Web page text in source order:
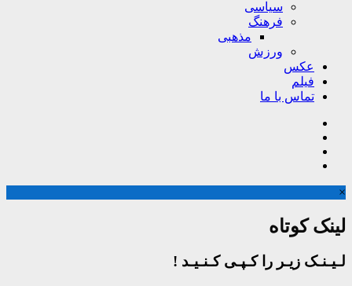
سیاسی
فرهنگ
مذهبی
ورزش
عکس
فیلم
تماس با ما
×
لینک کوتاه
لـیـنـک زیـر را کـپـی کـنـیـد !